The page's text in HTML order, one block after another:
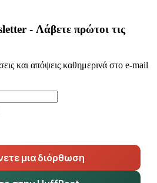
- Λάβετε πρώτοι τις
και απόψεις καθημερινά στο e-mail
μια διόρθωση